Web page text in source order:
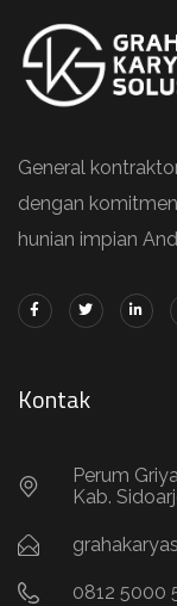
General
dengan
hunian impian
Kontak
Perum
Kab.
0812 5000